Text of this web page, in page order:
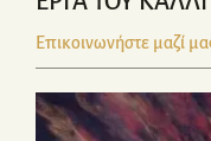
Επικοινωνήστε μαζί